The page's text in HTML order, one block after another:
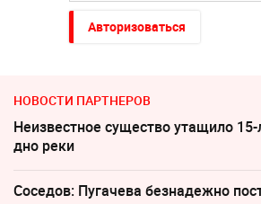
Авторизоваться
НОВОСТИ ПАРТНЕРОВ
Неизвестное существо утащило
дно реки
Соседов: Пугачева безнадежно